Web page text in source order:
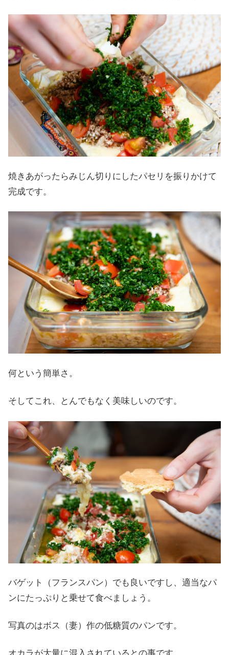
焼きあがったらみじん切りにしたパセリを振りかけて
完成です。
何という簡単さ。
そしてこれ、とんでもなく美味しいのです。
バゲット（フランスパン）でも良いですし、適当なパ
ンにたっぷりと乗せて食べましょう。
写真のはボス（妻）作の低糖質のパンです。